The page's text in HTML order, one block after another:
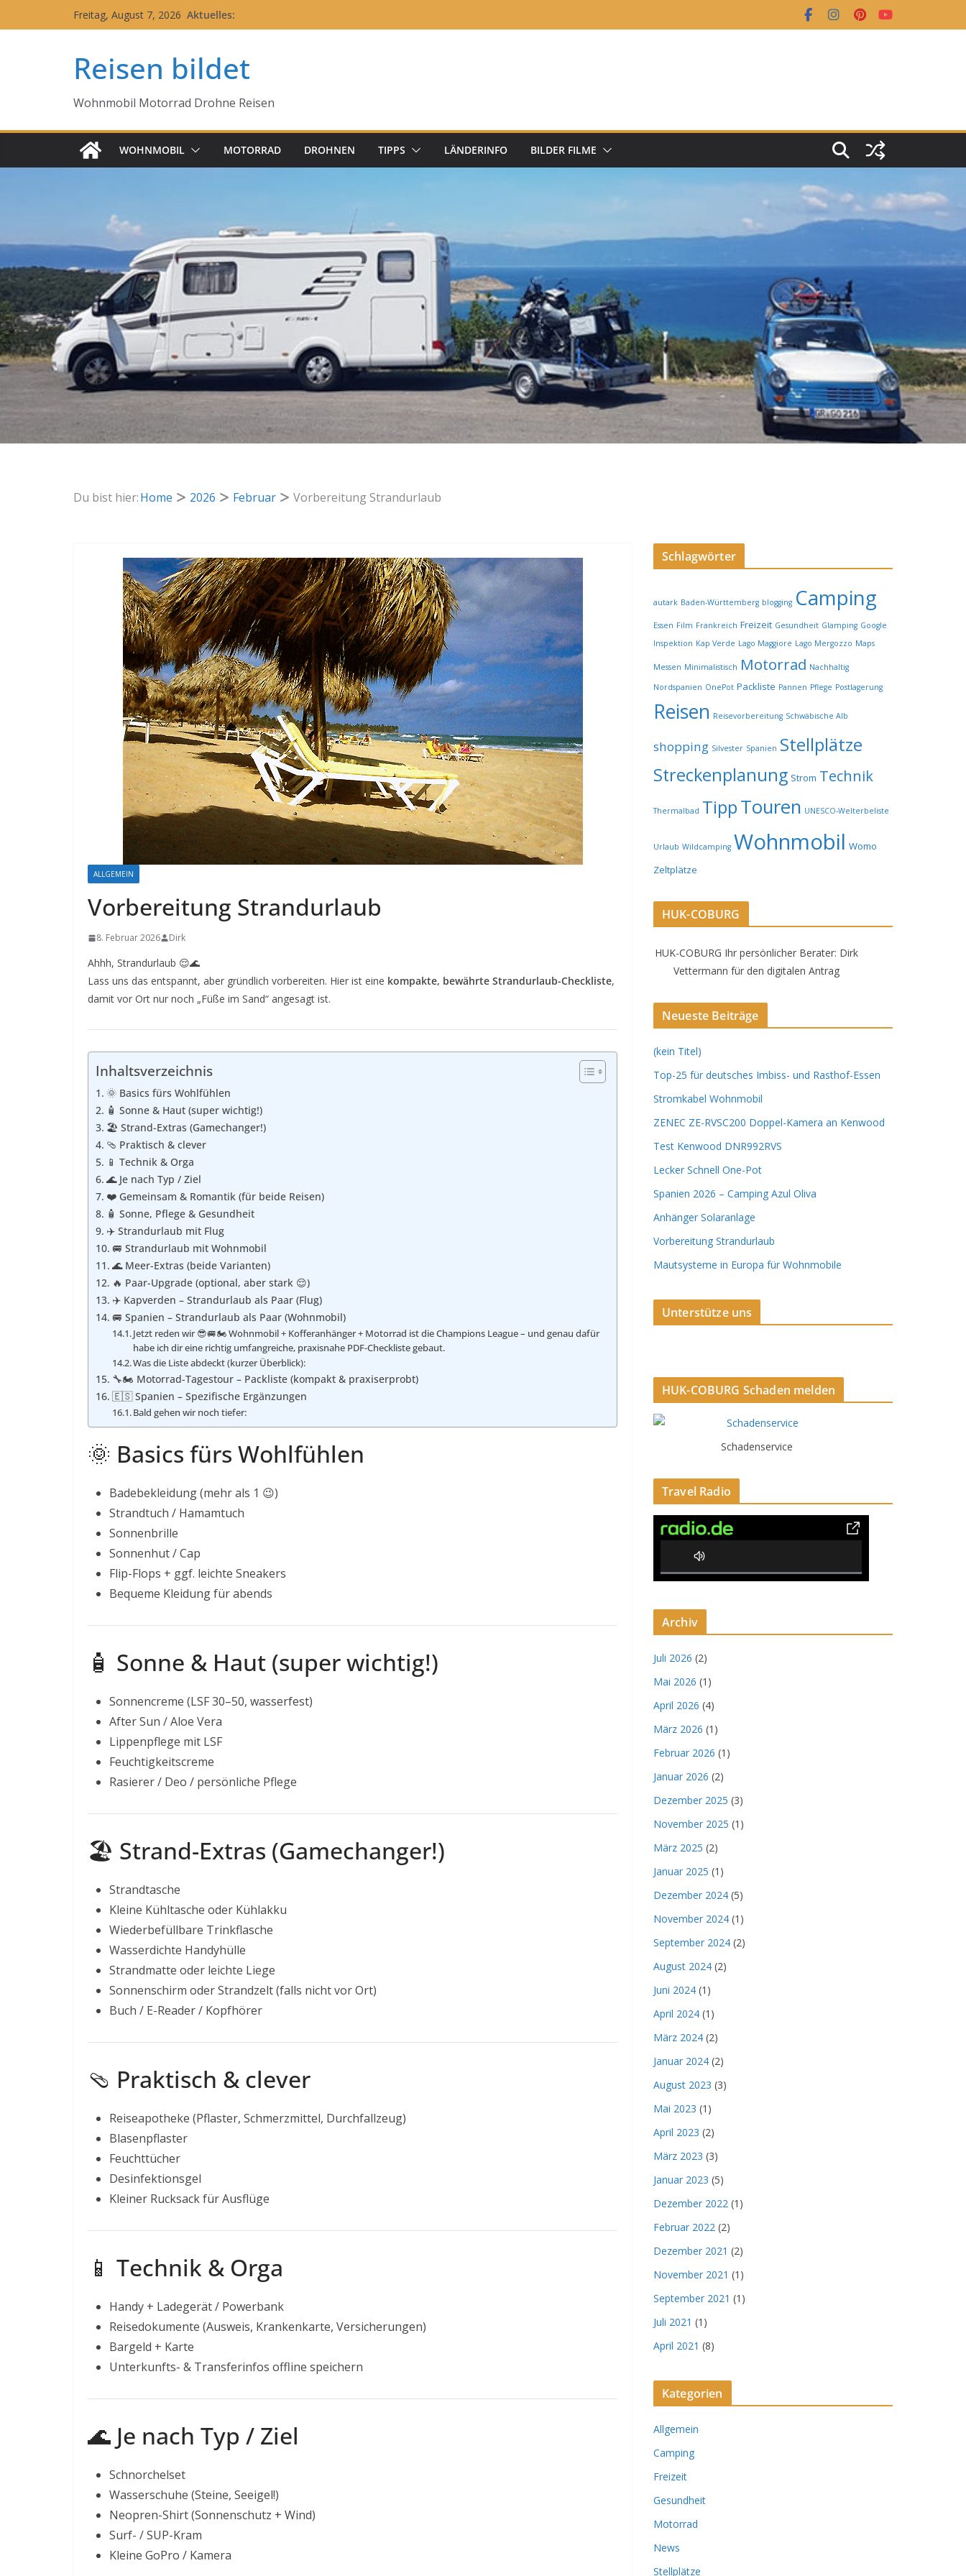
Inhalt
Freitag, August 7, 2026 Aktuelles:
Reisen bildet
Wohnmobil Motorrad Drohne Reisen
WOHNMOBIL MOTORRAD DROHNEN TIPPS LÄNDERINFO BILDER FILME
Du bist hier:Home 2026 Februar Vorbereitung Strandurlaub
ALLGEMEIN
Vorbereitung Strandurlaub
8. Februar 2026 Dirk
Ahhh, Strandurlaub 😌🌊
Lass uns das entspannt, aber gründlich vorbereiten. Hier ist eine kompakte, bewährte Strandurlaub-Checkliste,
damit vor Ort nur noch „Füße im Sand“ angesagt ist.
Inhaltsverzeichnis
🌞 Basics fürs Wohlfühlen
🧴 Sonne & Haut (super wichtig!)
🏖️ Strand-Extras (Gamechanger!)
🩴 Praktisch & clever
📱 Technik & Orga
🌊 Je nach Typ / Ziel
❤️ Gemeinsam & Romantik (für beide Reisen)
🧴 Sonne, Pflege & Gesundheit
✈️ Strandurlaub mit Flug
🚐 Strandurlaub mit Wohnmobil
🌊 Meer-Extras (beide Varianten)
🔥 Paar-Upgrade (optional, aber stark 😌)
✈️ Kapverden – Strandurlaub als Paar (Flug)
🚐 Spanien – Strandurlaub als Paar (Wohnmobil)
Jetzt reden wir 😎🚐🏍️ Wohnmobil + Kofferanhänger + Motorrad ist die Champions League – und genau dafür
habe ich dir eine richtig umfangreiche, praxisnahe PDF-Checkliste gebaut.
Was die Liste abdeckt (kurzer Überblick):
🔧🏍️ Motorrad-Tagestour – Packliste (kompakt & praxiserprobt)
🇪🇸 Spanien – Spezifische Ergänzungen
Bald gehen wir noch tiefer:
🌞 Basics fürs Wohlfühlen
Badebekleidung (mehr als 1 😉)
Strandtuch / Hamamtuch
Sonnenbrille
Sonnenhut / Cap
Flip-Flops + ggf. leichte Sneakers
Bequeme Kleidung für abends
🧴 Sonne & Haut (super wichtig!)
Sonnencreme (LSF 30–50, wasserfest)
After Sun / Aloe Vera
Lippenpflege mit LSF
Feuchtigkeitscreme
Rasierer / Deo / persönliche Pflege
🏖️ Strand-Extras (Gamechanger!)
Strandtasche
Kleine Kühltasche oder Kühlakku
Wiederbefüllbare Trinkflasche
Wasserdichte Handyhülle
Strandmatte oder leichte Liege
Sonnenschirm oder Strandzelt (falls nicht vor Ort)
Buch / E-Reader / Kopfhörer
🩴 Praktisch & clever
Reiseapotheke (Pflaster, Schmerzmittel, Durchfallzeug)
Blasenpflaster
Feuchttücher
Desinfektionsgel
Kleiner Rucksack für Ausflüge
📱 Technik & Orga
Handy + Ladegerät / Powerbank
Reisedokumente (Ausweis, Krankenkarte, Versicherungen)
Bargeld + Karte
Unterkunfts- & Transferinfos offline speichern
🌊 Je nach Typ / Ziel
Schnorchelset
Wasserschuhe (Steine, Seeigel!)
Neopren-Shirt (Sonnenschutz + Wind)
Surf- / SUP-Kram
Kleine GoPro / Kamera
Schlagwörter
autark Baden-Württemberg blogging Camping
Essen Film Frankreich Freizeit Gesundheit Glamping Google
Inspektion Kap Verde Lago Maggiore Lago Mergozzo Maps
Messen Minimalistisch Motorrad Nachhaltig
Nordspanien OnePot Packliste Pannen Pflege Postlagerung
Reisen Reisevorbereitung Schwäbische Alb
shopping Silvester Spanien Stellplätze
Streckenplanung Strom Technik
Thermalbad TippTouren UNESCO-Welterbeliste
Urlaub Wildcamping Wohnmobil Womo
Zeltplätze
HUK-COBURG
HUK-COBURG Ihr persönlicher Berater: Dirk
Vettermann für den digitalen Antrag
Neueste Beiträge
(kein Titel)
Top-25 für deutsches Imbiss- und Rasthof-Essen
Stromkabel Wohnmobil
ZENEC ZE-RVSC200 Doppel-Kamera an Kenwood
Test Kenwood DNR992RVS
Lecker Schnell One-Pot
Spanien 2026 – Camping Azul Oliva
Anhänger Solaranlage
Vorbereitung Strandurlaub
Mautsysteme in Europa für Wohnmobile
Unterstütze uns
HUK-COBURG Schaden melden
Schadenservice
Travel Radio
0% Complete
Archiv
Juli 2026 (2)
Mai 2026 (1)
April 2026 (4)
März 2026 (1)
Februar 2026 (1)
Januar 2026 (2)
Dezember 2025 (3)
November 2025 (1)
März 2025 (2)
Januar 2025 (1)
Dezember 2024 (5)
November 2024 (1)
September 2024 (2)
August 2024 (2)
Juni 2024 (1)
April 2024 (1)
März 2024 (2)
Januar 2024 (2)
August 2023 (3)
Mai 2023 (1)
April 2023 (2)
März 2023 (3)
Januar 2023 (5)
Dezember 2022 (1)
Februar 2022 (2)
Dezember 2021 (2)
November 2021 (1)
September 2021 (1)
Juli 2021 (1)
April 2021 (8)
Kategorien
Allgemein
Camping
Freizeit
Gesundheit
Motorrad
News
Stellplätze